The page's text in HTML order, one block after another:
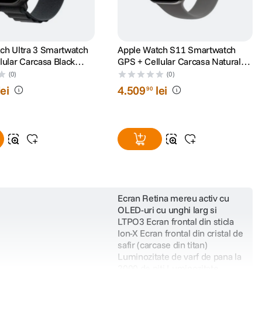
iar functia a fost validata in cadrul unui studiu clinic.
de pe iPhone, generand un raport util pentru discutii mai clare si
Ultra 3 Smartwatch
Carcasa Black
Black Alpine
(0)
Apple Watch S11 Smartwatch
GPS + Cellular Carcasa Natural
Titanium 46mm Curea Stone
Grey Sport M/L
(0)
4.50990 lei
Ecran Retina mereu activ cu
OLED-uri cu unghi larg si
LTPO3 Ecran frontal din sticla
Ion-X Ecran frontal din cristal de
safir (carcase din titan)
Luminozitate de varf de pana la